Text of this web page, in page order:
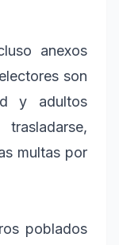
anexos
son
y adultos
multas por
poblados